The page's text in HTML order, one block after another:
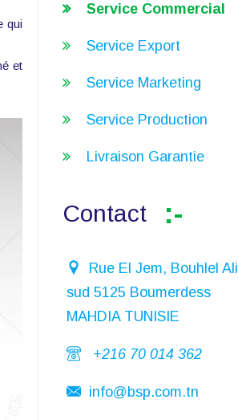
qui
et
Service Commercial
Service Export
Service Marketing
Service Production
Livraison Garantie
Contact
Rue El Jem, Bouhlel Ali
sud 5125 Boumerdess
MAHDIA TUNISIE
+216 70 014 362
info@bsp.com.tn